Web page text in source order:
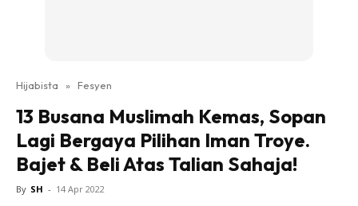
Hijabista » Fesyen
13 Busana Muslimah Kemas, Sopan
Lagi Bergaya Pilihan Iman Troye.
Bajet & Beli Atas Talian Sahaja!
By SH - 14 Apr 2022